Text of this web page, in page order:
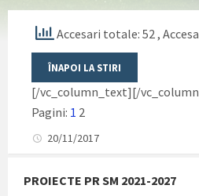
Accesari totale: 52 ,
[/vc_column_text][/
Pagini: 1 2
20/11/2017
PROIECTE PR SM 2021-2027